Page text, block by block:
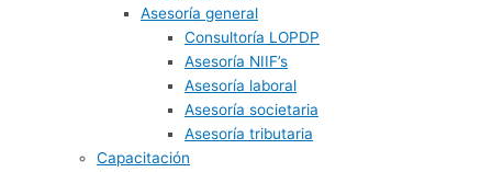
Asesoría general
Consultoría LOPDP
Asesoría NIIF’s
Asesoría laboral
Asesoría societaria
Asesoría tributaria
Capacitación